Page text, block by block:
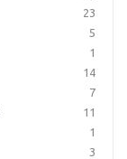
23
5
1
14
7
11
1
3